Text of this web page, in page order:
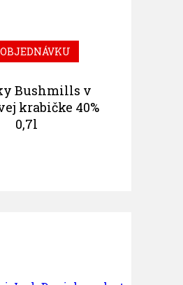
Bushmills v
krabičke 40%
0,7l